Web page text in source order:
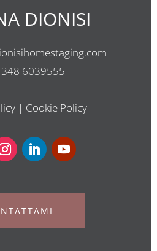
DIONISI
6039555
| Cookie Policy